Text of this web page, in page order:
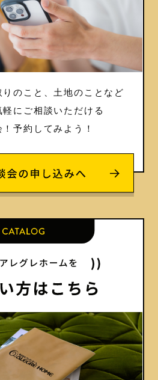
のこと、土地のことなど
にご相談いただける
！予約してみよう！